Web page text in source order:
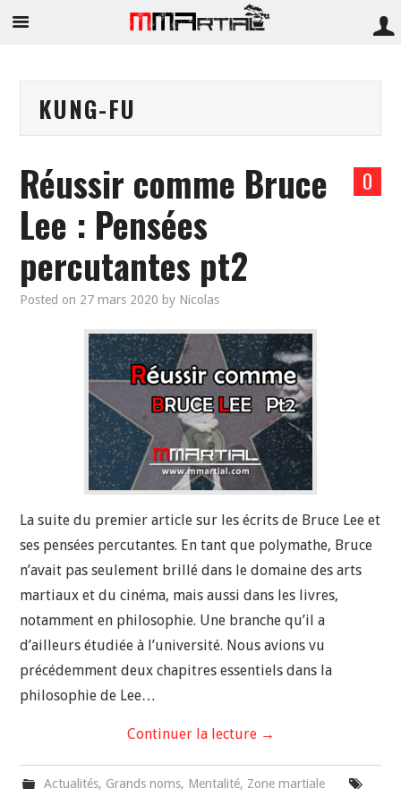
KUNG-FU
0
Réussir comme Bruce
Lee : Pensées
percutantes pt2
Posted on 27 mars 2020 by Nicolas
La suite du premier article sur les écrits de Bruce Lee et
ses pensées percutantes. En tant que polymathe, Bruce
n’avait pas seulement brillé dans le domaine des arts
martiaux et du cinéma, mais aussi dans les livres,
notamment en philosophie. Une branche qu’il a
d’ailleurs étudiée à l’université. Nous avions vu
précédemment deux chapitres essentiels dans la
philosophie de Lee…
Continuer la lecture →
Actualités, Grands noms, Mentalité, Zone martiale